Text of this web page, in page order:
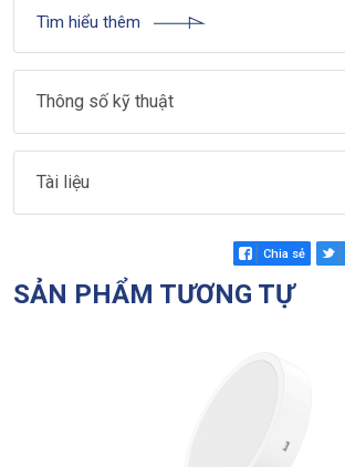
Tìm hiểu thêm
Thông số kỹ thuật
Tài liệu
Chia sẻ
SẢN PHẨM TƯƠNG TỰ